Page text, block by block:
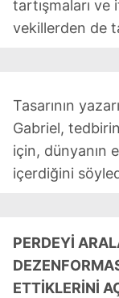
tartışmaları
vekillerden de
Tasarının
Gabriel,
için, dünyanın
içerdiğini
PERDEYİ
ETTİKLERİNİ